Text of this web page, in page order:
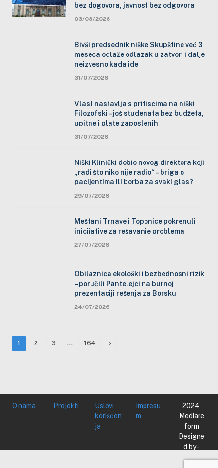
bez dogovora, javnost bez odgovora
03/08/2026
Bivši predsednik niške Skupštine već 3
meseca odlaže odlazak u zatvor, i dalje
neizvesno kada ide
31/07/2026
Vlast nastavlja s pritiscima na niški
Filozofski – još studenata bez budžeta,
upitne i plate zaposlenih
31/07/2026
Niški Klinički dobio novog direktora koji
„radi što niko nije radio“ – briga o
pacijentima ili borba za svaki glas?
29/07/2026
Meštani Trnave i Toponice pokrenuli
inicijative za rešavanje problema
27/07/2026
Obilaznica ekološki i bezbednosni rizik
– poručili Pantelejci na burnoj
prezentaciji rešenja za Borsku
24/07/2026
1 2 3 … 164 Next
O nama Projekti
Uslovi
korišćen
ja
Impresu
m
2024.
Mediare
form
Designe
d by -